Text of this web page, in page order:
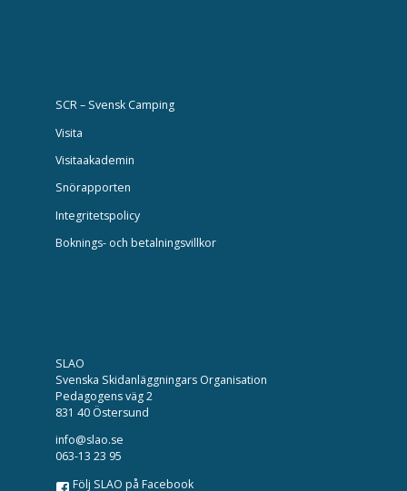
SCR – Svensk Camping
Visita
Visitaakademin
Snörapporten
Integritetspolicy
Boknings- och betalningsvillkor
SLAO
Svenska Skidanläggningars Organisation
Pedagogens väg 2
831 40 Östersund
info@slao.se
063-13 23 95
Följ SLAO på Facebook